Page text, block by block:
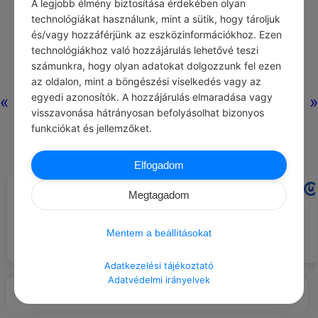
« »
#IDÉZETEK SZOMORÚSÁG
ahelyett, hogy éhen veszejtené.
HIOSZI TATIOSZ
véglegesen el nem téved.
A legjobb élmény biztosítása érdekében olyan
technológiákat használunk, mint a sütik, hogy tároljuk
és/vagy hozzáférjünk az eszközinformációkhoz. Ezen
technológiákhoz való hozzájárulás lehetővé teszi
számunkra, hogy olyan adatokat dolgozzunk fel ezen
az oldalon, mint a böngészési viselkedés vagy az
egyedi azonosítók. A hozzájárulás elmaradása vagy
visszavonása hátrányosan befolyásolhat bizonyos
funkciókat és jellemzőket.
Elfogadom
Megtagadom
Mentem a beállításokat
Adatkezelési tájékoztató
Adatvédelmi irányelvek